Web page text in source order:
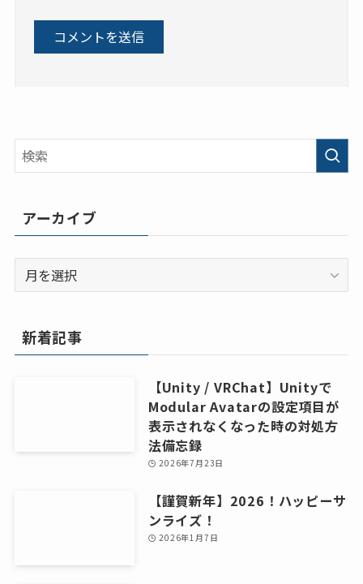
アーカイブ
ー
イ
ブ
新着記事
【Unity / VRChat】Unityで
Modular Avatarの設定項目が
表示されなくなった時の対処方
法備忘録
2026年7月23日
【謹賀新年】2026！ハッピーサ
ンライズ！
2026年1月7日